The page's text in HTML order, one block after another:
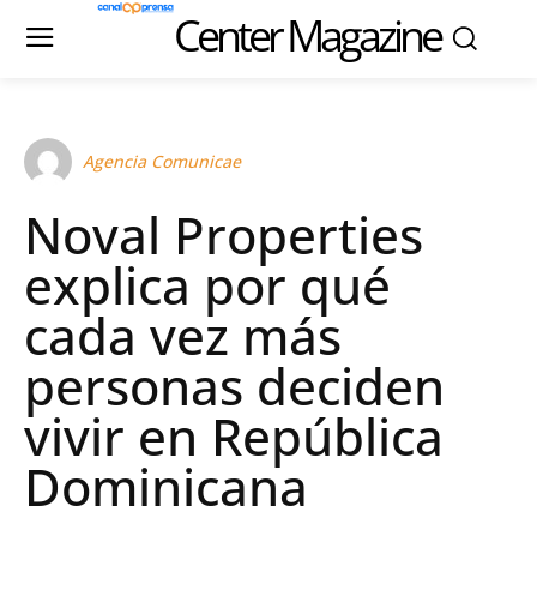
Center Magazine
Agencia Comunicae
Noval Properties
explica por qué
cada vez más
personas deciden
vivir en República
Dominicana